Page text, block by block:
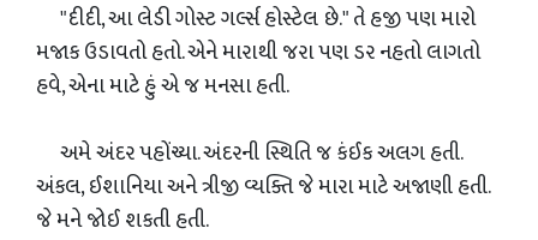
"દીદી, આ લેડી ગોસ્ટ ગર્લ્સ હોસ્ટેલ છે." તે હજી પણ મારો
મજાક ઉડાવતો હતો. એને મારાથી જરા પણ ડર નહતો લાગતો
હવે, એના માટે હું એ જ મનસા હતી.
અમે અંદર પહોંચ્યા. અંદરની સ્થિતિ જ કંઈક અલગ હતી.
અંકલ, ઈશાનિયા અને ત્રીજી વ્યક્તિ જે મારા માટે અજાણી હતી.
જે મને જોઈ શકતી હતી.